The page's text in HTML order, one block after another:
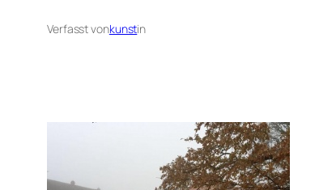
Verfasst vonkunstin